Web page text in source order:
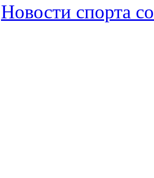
Новости спорта